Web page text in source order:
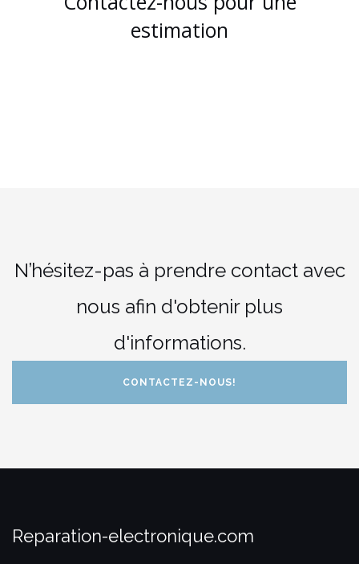
estimation
N’hésitez-pas à prendre contact avec
nous afin d'obtenir plus
d'informations.
CONTACTEZ-NOUS!
Reparation-electronique.com